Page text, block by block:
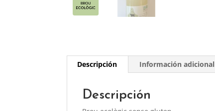
Descripción Información adicional
Descripción